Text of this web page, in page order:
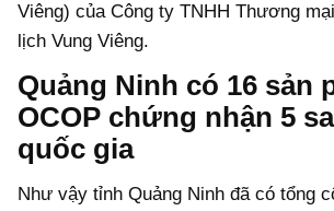
Viêng) của Công ty TNHH Thương
lịch Vung Viêng.
Quảng Ninh có 16 sản
OCOP chứng nhận 5
quốc gia
Như vậy tỉnh Quảng Ninh đã có tổng